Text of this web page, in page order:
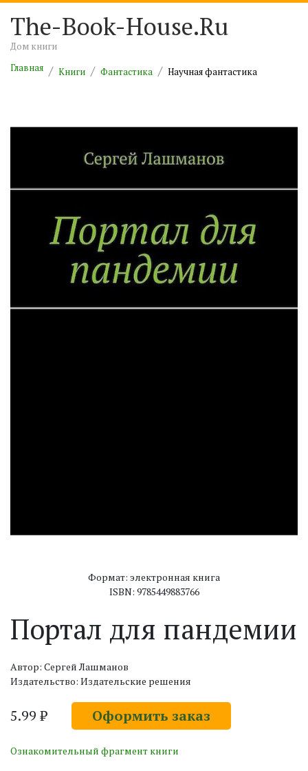
The-Book-House.Ru
Дом книги
Главная
Книги Фантастика Научная фантастика
Формат: электронная книга
ISBN: 9785449883766
Портал для пандемии
Автор: Сергей Лашманов
Издательство: Издательские решения
5.99 ₽ Оформить заказ
Ознакомительный фрагмент книги